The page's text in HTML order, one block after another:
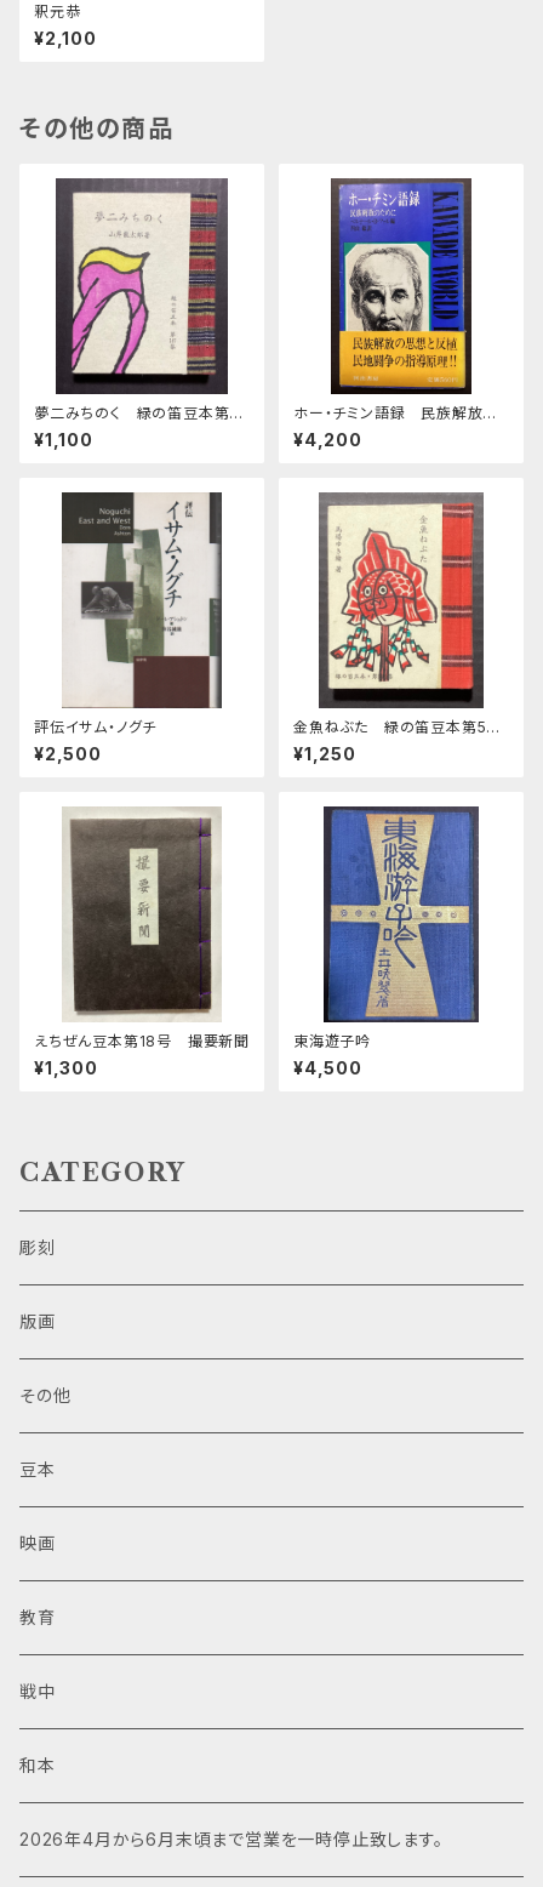
釈元恭
¥2,100
その他の商品
夢二みちのく 緑の笛豆本第3
7集第147集
¥1,100
ホー・チミン語録 民族解放の
ために
¥4,200
評伝イサム・ノグチ
¥2,500
金魚ねぶた 緑の笛豆本第56
期第224集
¥1,250
えちぜん豆本第18号 撮要新聞
¥1,300
東海遊子吟
¥4,500
CATEGORY
彫刻
版画
その他
豆本
映画
教育
戦中
和本
2026年4月から6月末頃まで営業を一時停止致します。